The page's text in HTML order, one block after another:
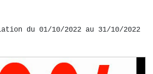
du 01/10/2022 au 31/10/2022